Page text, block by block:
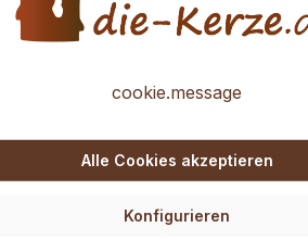
und daher auch für Anfänger
aufbringen. Etwas Wärme ist dabei
dann kneten oder modellieren und
(Holz z.B.) nehmen und den
einfaches Küchenmesser.Die
cookie.message
Konfigurieren
Alle Cookies akzeptieren